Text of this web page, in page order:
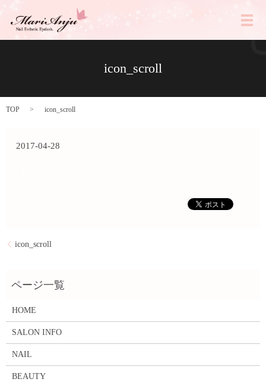
メ
icon_scroll
TOP icon_scroll
2017-04-28
icon_scroll
HOME
SALON INFO
NAIL
BEAUTY